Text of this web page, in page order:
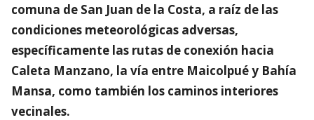
comuna de San Juan de la Costa, a raíz de las
condiciones meteorológicas adversas,
específicamente las rutas de conexión hacia
Caleta Manzano, la vía entre Maicolpué y Bahía
Mansa, como también los caminos interiores
vecinales.